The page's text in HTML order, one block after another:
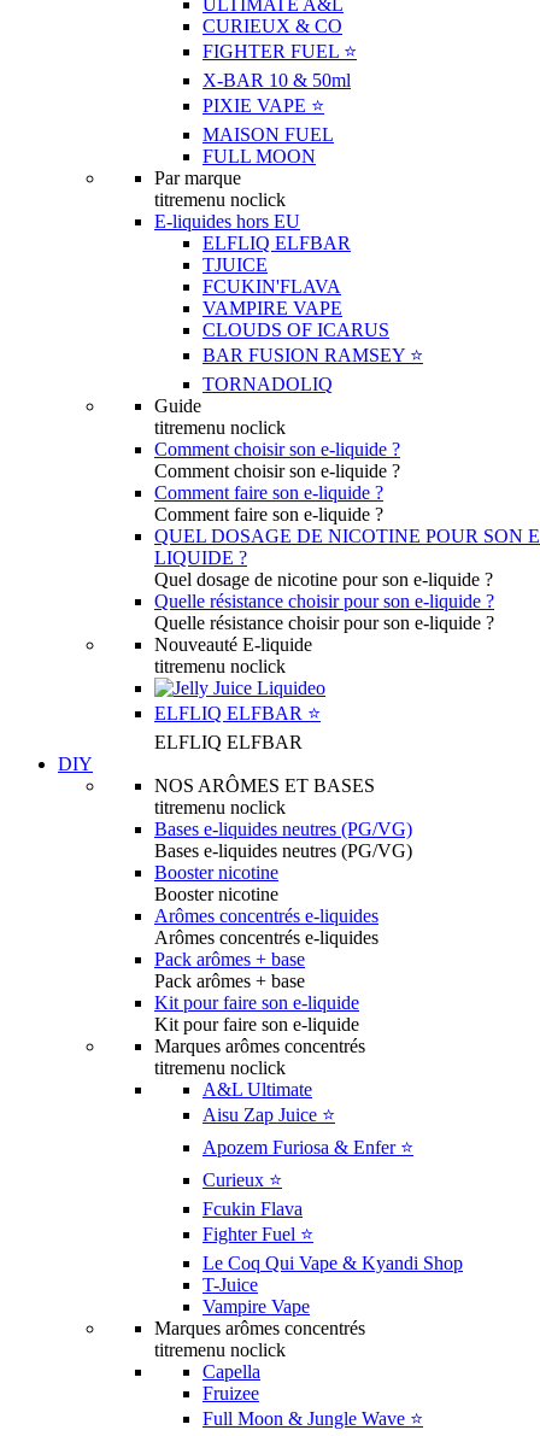
ULTIMATE A&L
CURIEUX & CO
FIGHTER FUEL ⭐️
X-BAR 10 & 50ml
PIXIE VAPE ⭐️
MAISON FUEL
FULL MOON
Par marque
titremenu noclick
E-liquides hors EU
ELFLIQ ELFBAR
TJUICE
FCUKIN'FLAVA
VAMPIRE VAPE
CLOUDS OF ICARUS
BAR FUSION RAMSEY ⭐️
TORNADOLIQ
Guide
titremenu noclick
Comment choisir son e-liquide ?
Comment choisir son e-liquide ?
Comment faire son e-liquide ?
Comment faire son e-liquide ?
QUEL DOSAGE DE NICOTINE POUR SON
LIQUIDE ?
Quel dosage de nicotine pour son e-liquide ?
Quelle résistance choisir pour son e-liquide ?
Quelle résistance choisir pour son e-liquide ?
Nouveauté E-liquide
titremenu noclick
ELFLIQ ELFBAR ⭐️
ELFLIQ ELFBAR
DIY
NOS ARÔMES ET BASES
titremenu noclick
Bases e-liquides neutres (PG/VG)
Bases e-liquides neutres (PG/VG)
Booster nicotine
Booster nicotine
Arômes concentrés e-liquides
Arômes concentrés e-liquides
Pack arômes + base
Pack arômes + base
Kit pour faire son e-liquide
Kit pour faire son e-liquide
Marques arômes concentrés
titremenu noclick
A&L Ultimate
Aisu Zap Juice ⭐️
Apozem Furiosa & Enfer ⭐️
Curieux ⭐️
Fcukin Flava
Fighter Fuel ⭐️
Le Coq Qui Vape & Kyandi Shop
T-Juice
Vampire Vape
Marques arômes concentrés
titremenu noclick
Capella
Fruizee
Full Moon & Jungle Wave ⭐️